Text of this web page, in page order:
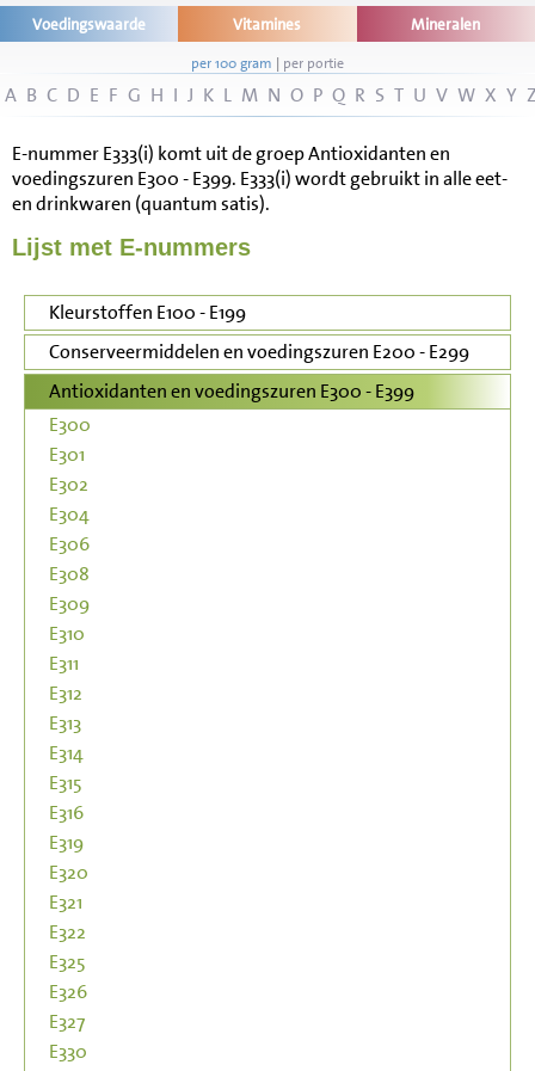
Disclaimer
Voedingswaarde Vitamines Mineralen
per 100 gram | per portie
A B C D E F G H I J K L M N O P Q R S T U V W X Y
E-nummer E333(i) komt uit de groep Antioxidanten en
voedingszuren E300 - E399. E333(i) wordt gebruikt in alle eet-
en drinkwaren (quantum satis).
Lijst met E-nummers
Kleurstoffen E100 - E199
Conserveermiddelen en voedingszuren E200 - E299
Antioxidanten en voedingszuren E300 - E399
E300
E301
E302
E304
E306
E308
E309
E310
E311
E312
E313
E314
E315
E316
E319
E320
E321
E322
E325
E326
E327
E330